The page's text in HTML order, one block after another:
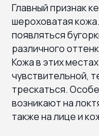
Главный признак
шероховатая
появляться
различного
Кожа в этих
чувствительной,
трескаться.
возникают на
также на лице и